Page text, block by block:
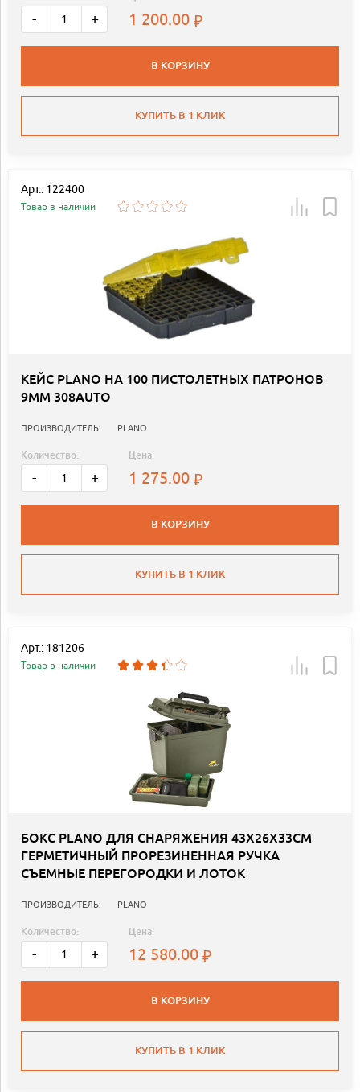
- + 1 200.00
В КОРЗИНУ
КУПИТЬ В 1 КЛИК
Арт.: 122400
Товар в наличии
КЕЙС PLANO НА 100 ПИСТОЛЕТНЫХ ПАТРОНОВ
9MM 308AUTO
ПРОИЗВОДИТЕЛЬ: PLANO
Количество:
- +
Цена:
1 275.00
В КОРЗИНУ
КУПИТЬ В 1 КЛИК
Арт.: 181206
Товар в наличии
БОКС PLANO ДЛЯ СНАРЯЖЕНИЯ 43Х26Х33СМ
ГЕРМЕТИЧНЫЙ ПРОРЕЗИНЕННАЯ РУЧКА
СЪЕМНЫЕ ПЕРЕГОРОДКИ И ЛОТОК
ПРОИЗВОДИТЕЛЬ: PLANO
Количество:
- +
Цена:
12 580.00
В КОРЗИНУ
КУПИТЬ В 1 КЛИК